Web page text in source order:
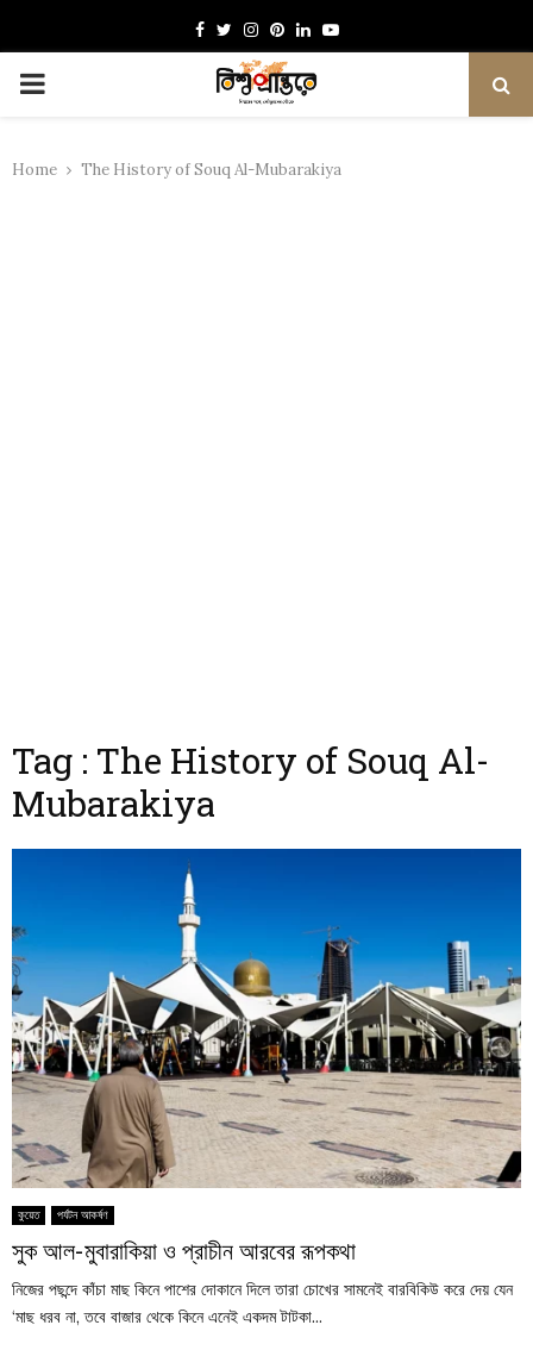
Facebook
TwitterInstagram
Pinterest
LinkedinYoutube
PRIMARY
Home The History of Souq Al-Mubarakiya
Tag : The History of Souq Al-
Mubarakiya
কুয়েত পর্যটন আকর্ষণ
সুক আল-মুবারাকিয়া ও প্রাচীন আরবের রূপকথা
নিজের পছন্দে কাঁচা মাছ কিনে পাশের দোকানে দিলে তারা চোখের সামনেই বারবিকিউ করে দেয় যেন
‘মাছ ধরব না, তবে বাজার থেকে কিনে এনেই একদম টাটকা...